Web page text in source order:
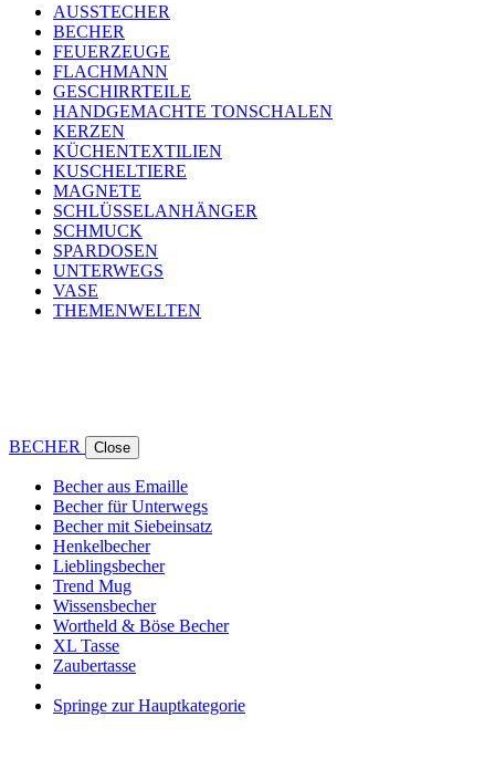
AUSSTECHER
BECHER
FEUERZEUGE
FLACHMANN
GESCHIRRTEILE
HANDGEMACHTE TONSCHALEN
KERZEN
KÜCHENTEXTILIEN
KUSCHELTIERE
MAGNETE
SCHLÜSSELANHÄNGER
SCHMUCK
SPARDOSEN
UNTERWEGS
VASE
THEMENWELTEN
BECHER Close
Becher aus Emaille
Becher für Unterwegs
Becher mit Siebeinsatz
Henkelbecher
Lieblingsbecher
Trend Mug
Wissensbecher
Wortheld & Böse Becher
XL Tasse
Zaubertasse
Springe zur Hauptkategorie